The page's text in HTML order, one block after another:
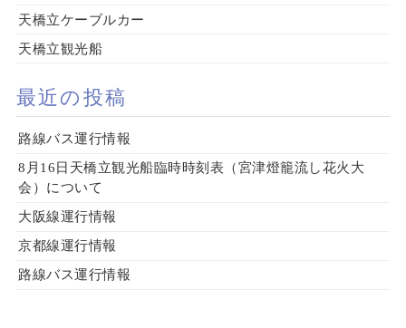
天橋立ケーブルカー
天橋立観光船
最近の投稿
路線バス運行情報
8月16日天橋立観光船臨時時刻表（宮津燈籠流し花火大
会）について
大阪線運行情報
京都線運行情報
路線バス運行情報